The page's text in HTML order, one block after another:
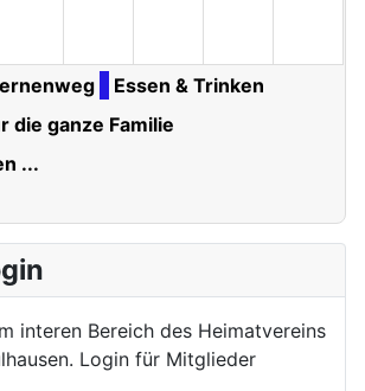
Essen & Trinken
die ganze Familie
...
interen Bereich des Heimatvereins
Login für Mitglieder